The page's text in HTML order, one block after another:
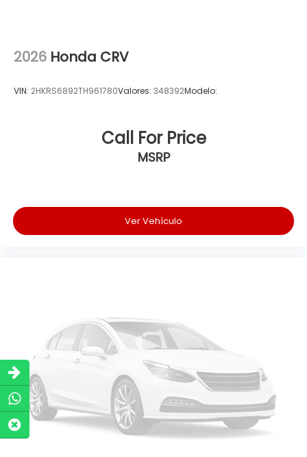
2026 Honda CRV
VIN: 2HKRS6892TH961780Valores: 348392Modelo:
Call For Price
MSRP
Ver Vehículo